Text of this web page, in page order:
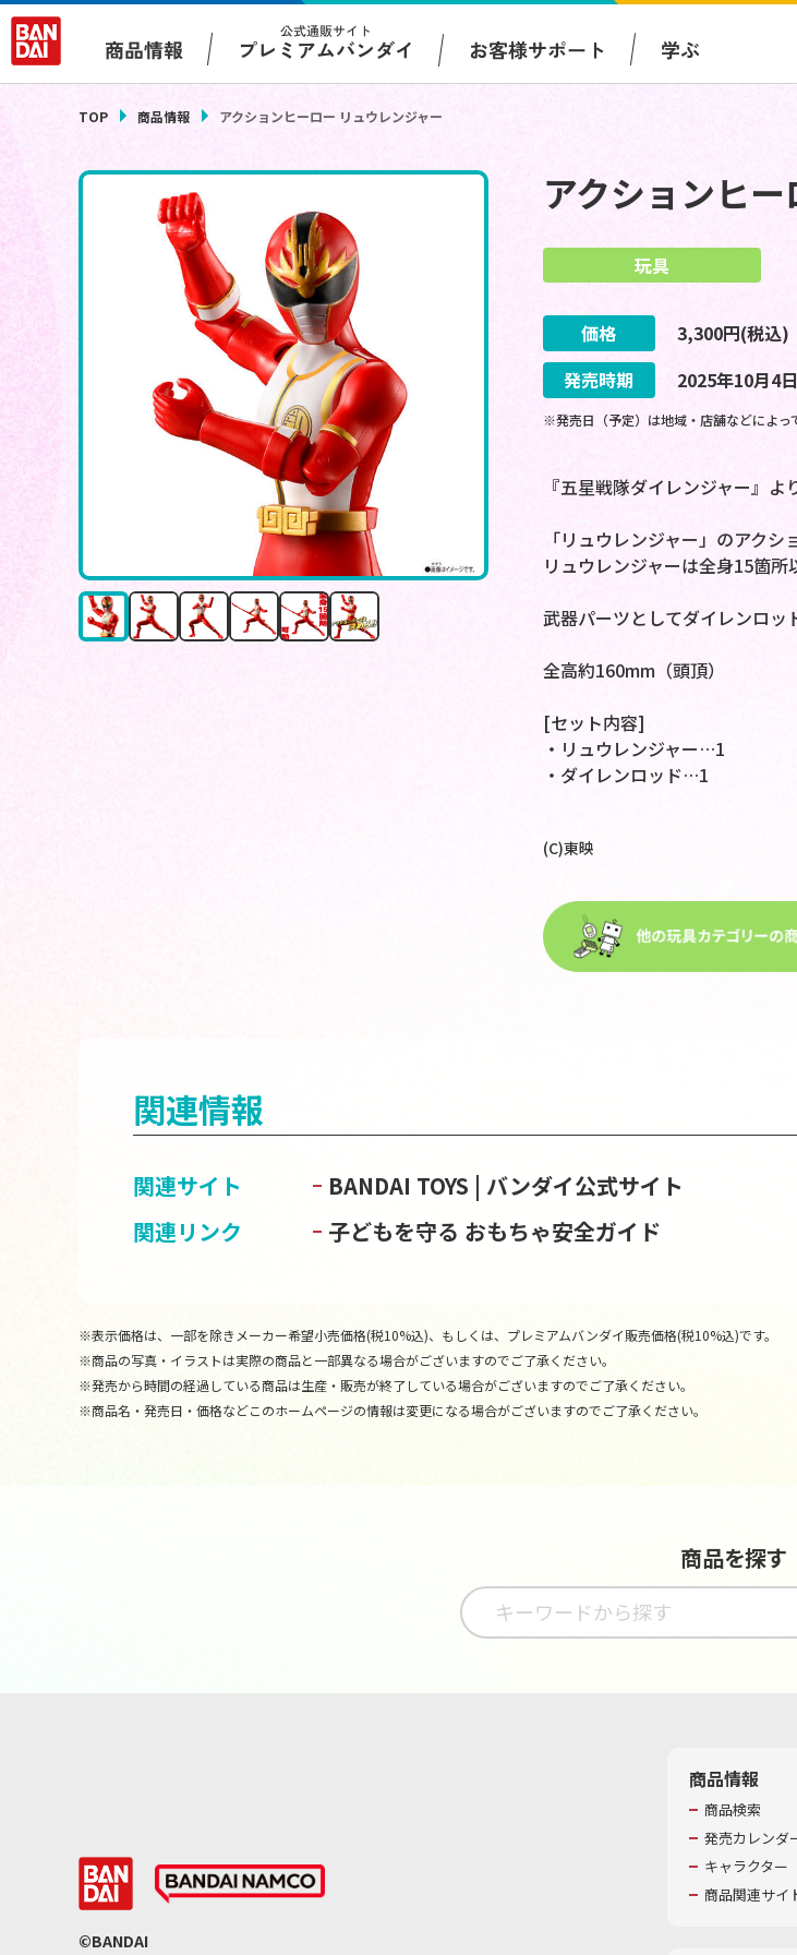
商品情報
公式通販サイト
プレミアムバンダイ お客様サポート 学ぶ
TOP 商品情報 アクションヒーロー リュウレンジャー
アクションヒ
玩具
価格 3,300円(税込)
発売時期
2025年10月4日
※発売日（予定）は地域・店舗などによっ
『五星戦隊ダイレンジャー』
「リュウレンジャー」のアクシ
リュウレンジャーは全身15箇所
武器パーツとしてダイレンロッ
全高約160mm（頭頂）
[セット内容]
・リュウレンジャー…1
・ダイレンロッド…1
(C)東映
関連情報
関連サイト
BANDAI TOYS | バンダイ公式サイト
関連リンク
子どもを守る おもちゃ安全ガイド
※表示価格は、一部を除きメーカー希望小売価格(税10%込)、もしくは、プレミアムバンダイ販売価格(税10%込)です。
※商品の写真・イラストは実際の商品と一部異なる場合がございますのでご了承ください。
※発売から時間の経過している商品は生産・販売が終了している場合がございますのでご了承ください。
※商品名・発売日・価格などこのホームページの情報は変更になる場合がございますのでご了承ください。
商品を探す
©BANDAI
商品情報
商品検索
発売カレンダ
キャラクター
商品関連サイ